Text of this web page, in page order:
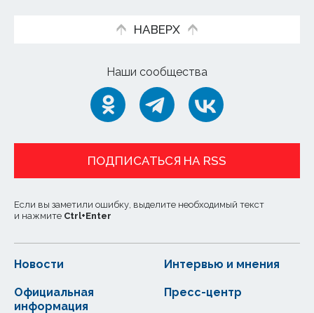
НАВЕРХ
Наши сообщества
ПОДПИСАТЬСЯ НА RSS
Если вы заметили ошибку, выделите необходимый текст
и нажмите Ctrl+Enter
Новости
Официальная
информация
Интервью и мнения
Пресс-центр